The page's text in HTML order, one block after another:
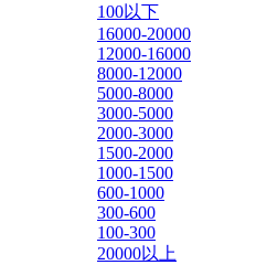
100以下
16000-20000
12000-16000
8000-12000
5000-8000
3000-5000
2000-3000
1500-2000
1000-1500
600-1000
300-600
100-300
20000以上